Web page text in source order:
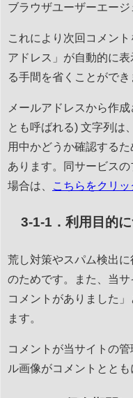
ブラウザユーザーエージ
これにより次回コメン
アドレス」が自動的に
る手間を省くことができ
メールアドレスから作
とも呼ばれる) 文字列は
用中かどうか確認する
あります。同サービス
場合は、
こちらをクリッ
3-1-1．利用目的
荒し対策やスパム検出
のためです。また、当
コメントがありました
ます。
コメントが当サイトの
ル画像がコメントととも